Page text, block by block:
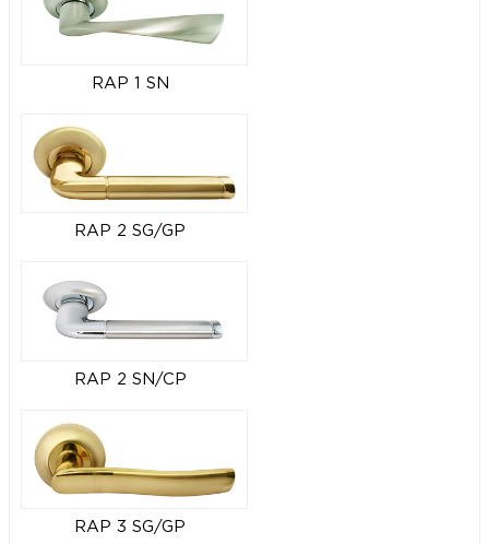
RAP 1 SN
RAP 2 SG/GP
RAP 2 SN/CP
RAP 3 SG/GP